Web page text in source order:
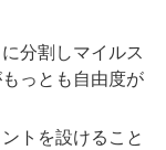
分割しマイルス
っとも自由度が
トを設けること